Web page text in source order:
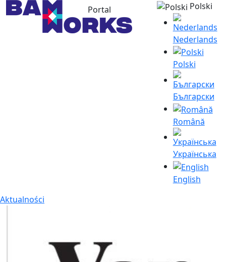
Portal Polski
Nederlands
Polski
Български
Română
Українська
English
Aktualności